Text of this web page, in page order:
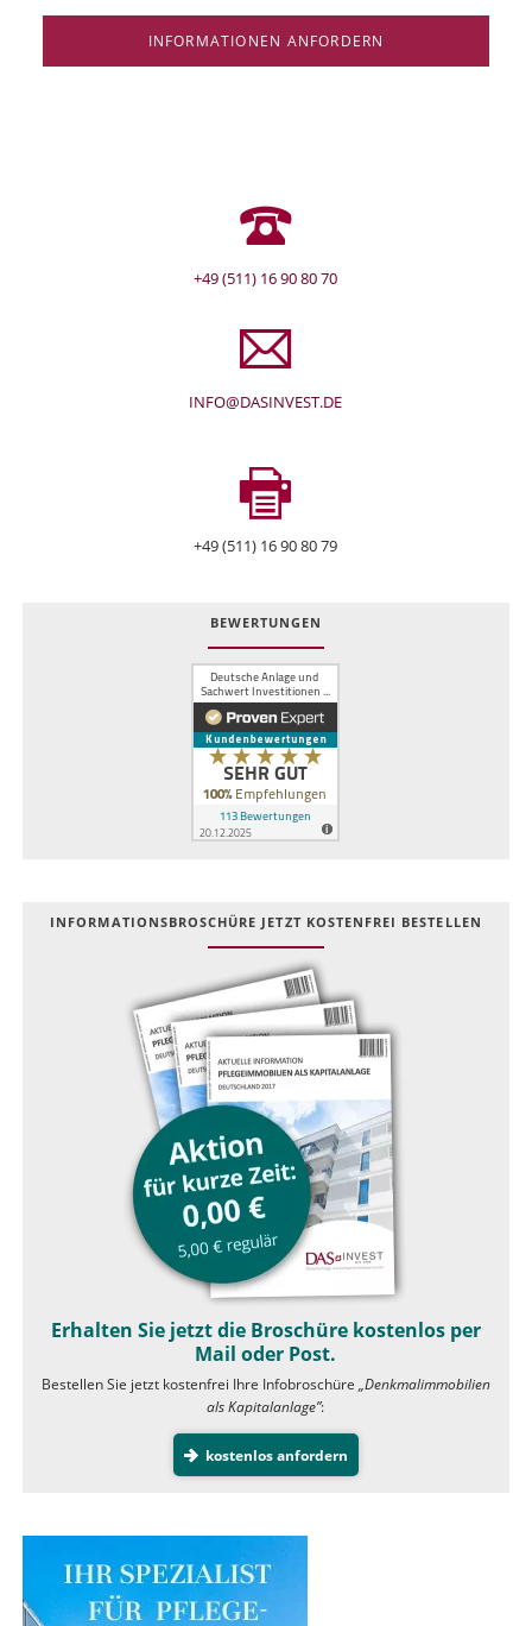
INFORMATIONEN ANFORDERN
+49 (511) 16 90 80 70
INFO@DASINVEST.DE
+49 (511) 16 90 80 79
BEWERTUNGEN
INFOR­MATIONS­BROSCHÜRE JETZT KOSTEN­FREI BESTELLEN
Erhalten Sie jetzt die Broschüre kostenlos per
Mail oder Post.
Bestellen Sie jetzt kostenfrei Ihre Infobroschüre „Denkmalimmobilien
als Kapitalanlage”:
kostenlos anfordern